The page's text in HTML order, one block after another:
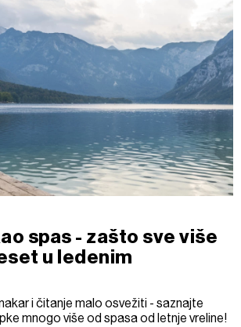
spas - zašto sve više
u ledenim
i čitanje malo osvežiti - saznajte
mnogo više od spasa od letnje vreline!